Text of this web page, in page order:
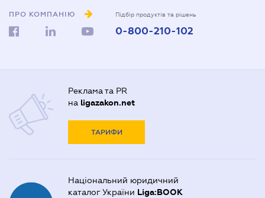
ПРО КОМПАНІЮ Підбір продуктів та рішень
0-800-210-102
Реклама та PR
на ligazakon.net
ТАРИФИ
Національний юридичний
каталог України Liga:BOOK